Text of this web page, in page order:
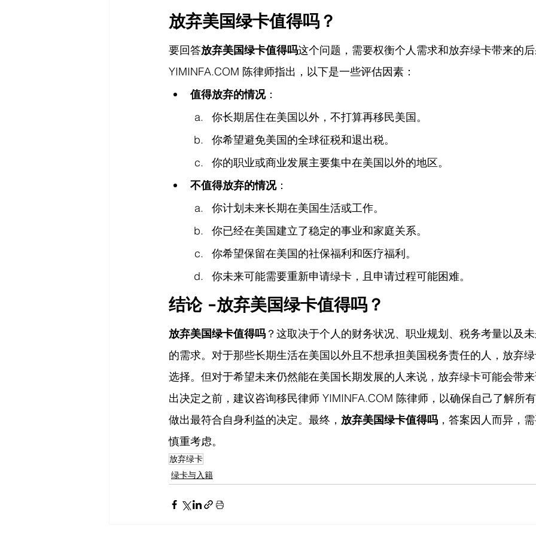
放弃美国绿卡值得吗？
要回答放弃美国绿卡值得吗这个问题，需要权衡个人需求和放弃绿卡带来的
YIMINFA.COM 陈律师指出， 以下是一些评估因素：
值得放弃的情况：
你长期居住在美国以外，不打算再移民美国。
你希望避免美国的全球征税和退出税。
你的职业或商业发展主要集中在美国以外的地区。
不值得放弃的情况：
你计划未来长期在美国生活或工作。
你已经在美国建立了稳定的事业和家庭关系。
你希望保留在美国的社保福利和医疗福利。
你未来可能需要重新申请绿卡，且申请过程可能困难。
结论 -放弃美国绿卡值得吗？
放弃美国绿卡值得吗 ？这取决于个人的财务状况、职业规划、税务考量以及
的需求。对于那些长期生活在美国以外且不想承担美国税务责任的人，放弃
选择。但对于希望未来仍然能在美国长期发展的人来说，放弃绿卡可能会带
出决定之前，建议咨询移民律师 YIMINFA.COM 陈律师 ，以确保自己了解所
做出最符合自身利益的决定。最终， 放弃美国绿卡值得吗 ，答案因人而异，
慎重考虑。
放弃绿卡
绿卡与入籍